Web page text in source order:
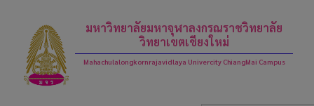
มหาวิทยาลัยมหาจุฬาลงกรณราชวิทยาลัย
วิทยาเขตเชียงใหม่
Mahachulalongkornrajavidlaya Univercity ChiangMai Campus